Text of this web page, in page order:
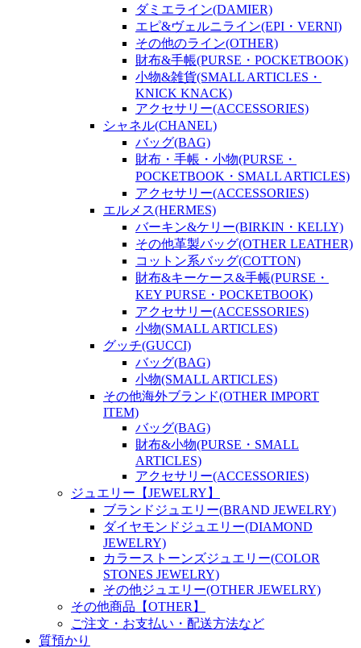
ダミエライン(DAMIER)
エピ&ヴェルニライン(EPI・VERNI)
その他のライン(OTHER)
財布&手帳(PURSE・POCKETBOOK)
小物&雑貨(SMALL ARTICLES・
KNICK KNACK)
アクセサリー(ACCESSORIES)
シャネル(CHANEL)
バッグ(BAG)
財布・手帳・小物(PURSE・
POCKETBOOK・SMALL ARTICLES)
アクセサリー(ACCESSORIES)
エルメス(HERMES)
バーキン&ケリー(BIRKIN・KELLY)
その他革製バッグ(OTHER LEATHER)
コットン系バッグ(COTTON)
財布&キーケース&手帳(PURSE・
KEY PURSE・POCKETBOOK)
アクセサリー(ACCESSORIES)
小物(SMALL ARTICLES)
グッチ(GUCCI)
バッグ(BAG)
小物(SMALL ARTICLES)
その他海外ブランド(OTHER IMPORT
ITEM)
バッグ(BAG)
財布&小物(PURSE・SMALL
ARTICLES)
アクセサリー(ACCESSORIES)
ジュエリー【JEWELRY】
ブランドジュエリー(BRAND JEWELRY)
ダイヤモンドジュエリー(DIAMOND
JEWELRY)
カラーストーンズジュエリー(COLOR
STONES JEWELRY)
その他ジュエリー(OTHER JEWELRY)
その他商品【OTHER】
ご注文・お支払い・配送方法など
質預かり